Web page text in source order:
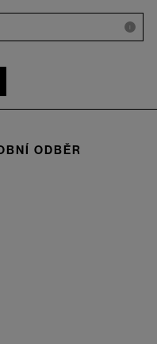
i
ODBĚR